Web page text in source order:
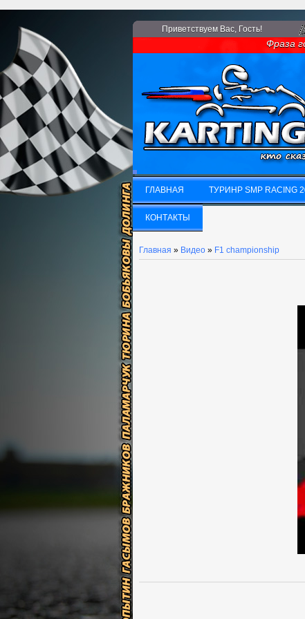
Приветствуем Вас, Гость!
Фраза
ГЛАВНАЯ
ГЛАВНАЯ
ТУРИНР SMP RACING
КОНТАКТЫ
КОНТАКТЫ
Главная » Видео » F1 championship